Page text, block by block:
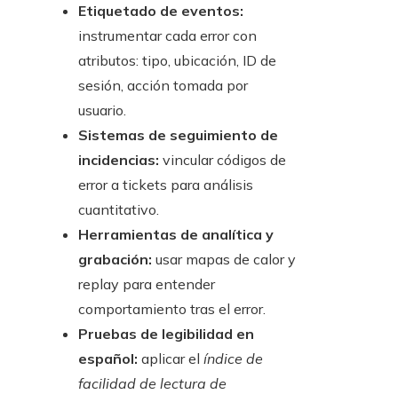
Etiquetado de eventos:
instrumentar cada error con
atributos: tipo, ubicación, ID de
sesión, acción tomada por
usuario.
Sistemas de seguimiento de
incidencias: vincular códigos de
error a tickets para análisis
cuantitativo.
Herramientas de analítica y
grabación: usar mapas de calor y
replay para entender
comportamiento tras el error.
Pruebas de legibilidad en
español: aplicar el índice de
facilidad de lectura de